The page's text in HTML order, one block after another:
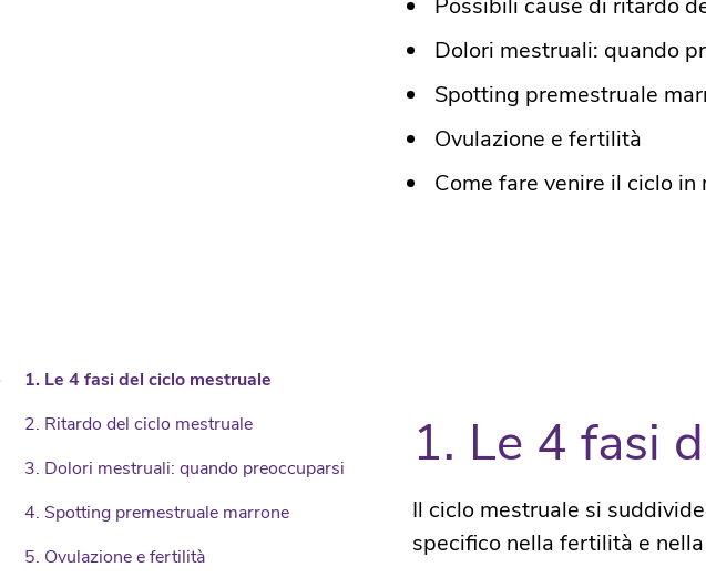
Possibili cause di ritardo
Dolori mestruali: quando
Spotting premestruale
Ovulazione e fertilità
Come fare venire il ciclo in
1. Le 4 fasi del ciclo mestruale
2. Ritardo del ciclo mestruale
3. Dolori mestruali: quando preoccuparsi
4. Spotting premestruale marrone
5. Ovulazione e fertilità
1. Le 4 fasi
Il ciclo mestruale si
specifico nella fertilità e